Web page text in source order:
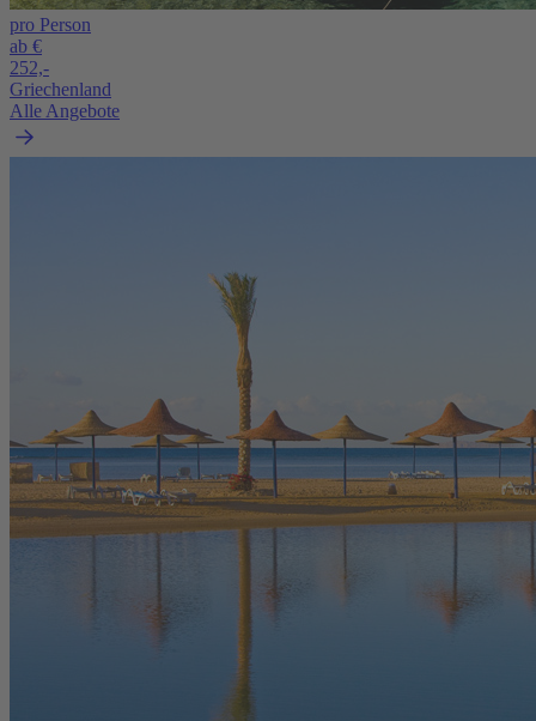
pro Person
ab €
252,-
Griechenland
Alle Angebote